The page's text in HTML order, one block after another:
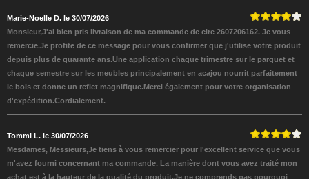
Marie-Noelle D. le 30/07/2026
Monsieur,J'ai bien pris livraison de ma commande de cire 2607206162. Je vous
remercie.Je profite de ce message pour vous confirmer que j'utilise votre produit
depuis plus de quarante ans.Une application chaque trimestre sur le parquet et
chaque semestre sur les meubles principalement en acajou nourrit parfaitement
le bois et donne un reflet magnifique.Merci également pour votre organisation
d'expédition.Cordialement.
Tommi L. le 30/07/2026
Mesdames, Messieurs,Je tiens à vous remercier pour l'excellent service que vous
m'avez fourni concernant ma commande. La manière dont vous avez traité mon
achat est à la hauteur de la qualité du produit.Je ne comprends pas pourquoi